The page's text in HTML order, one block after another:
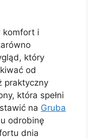
komfort i
który
od
praktyczny
która spełni
na Gruba
odrobinę
dnia